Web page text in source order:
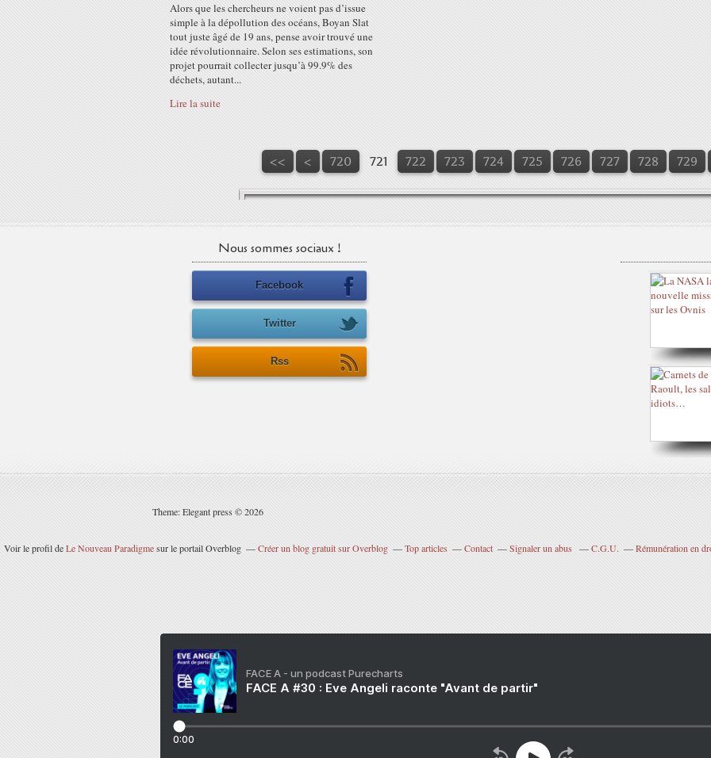
Alors que les chercheurs ne voient pas d’issue
simple à la dépollution des océans, Boyan Slat
tout juste âgé de 19 ans, pense avoir trouvé une
idée révolutionnaire. Selon ses estimations, son
projet pourrait collecter jusqu’à 99.9% des
déchets, autant...
Lire la suite
<< < 700
710
720 721 722 723 724 725 726 727 728 729
Nous sommes sociaux !
Facebook
Twitter
Rss
Theme: Elegant press © 2026
Voir le profil deLe Nouveau Paradigmesur le portail Overblog Créer un blog gratuit sur Overblog Top articles Contact Signaler un abus C.G.U. Rémunération en
FACE A - un podcast Purecharts
FACE A #30 : Eve Angeli raconte "Avant de partir"
0:00